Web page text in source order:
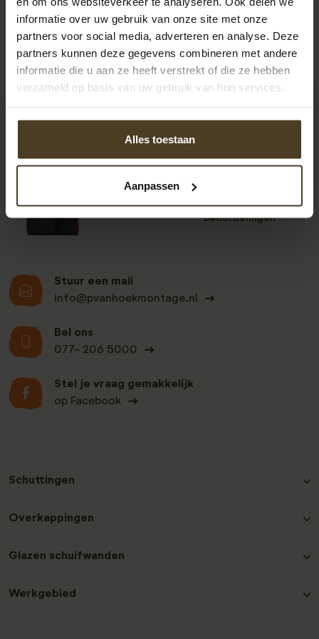
informatie over uw gebruik van onze site met onze
partners voor social media, adverteren en analyse. Deze
partners kunnen deze gegevens combineren met andere
informatie die u aan ze heeft verstrekt of die ze hebben
verzameld op basis van uw gebruik van hun services.
Alles toestaan
Aanpassen
Stuur een mail
info@pvanhoekmontage.nl
Bel ons
077- 206 5000
Stel je vraag gemakkelijk
op Facebook
Klanten beoordelen
ons een: 9 uit de 930
beoordelingen
Schuttingen
Hout-beton schutting Nobifix
Hout-beton schutting Grenen Zwart
Hout-beton schutting Redwood
Overkappingen
Glazen schuifwanden
Werkgebied